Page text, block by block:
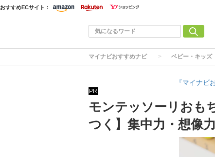
おすすめECサイト：
マイナビおすすめナビ ベビー・キッズ
『マイナビ
PR
モンテッソーリおも
つく】集中力・想像